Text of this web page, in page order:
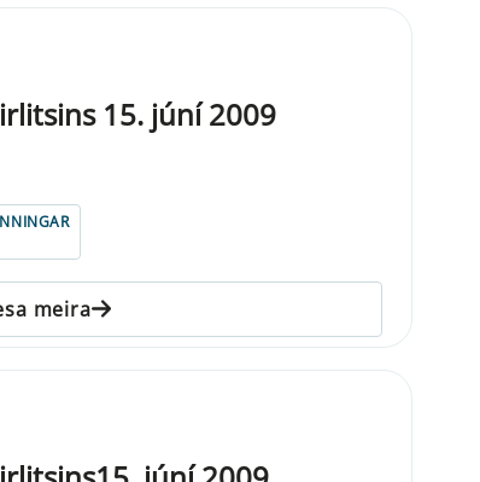
15. júní 2009
meira